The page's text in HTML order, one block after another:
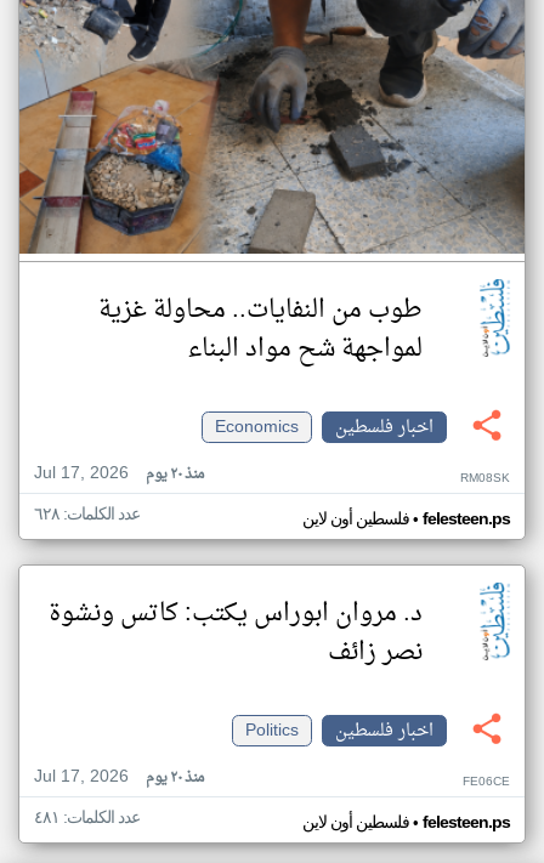
طوب من النفايات.. محاولة غزية
لمواجهة شح مواد البناء
اخبار فلسطين
Economics
Jul 17, 2026
منذ ٢٠ يوم RM08SK
فلسطين أون لاين• felesteen.ps عدد الكلمات: ٦٢٨
د. مروان ابوراس يكتب: كاتس ونشوة
نصر زائف
اخبار فلسطين
Politics
Jul 17, 2026
منذ ٢٠ يوم FE06CE
فلسطين أون لاين• felesteen.ps عدد الكلمات: ٤٨١